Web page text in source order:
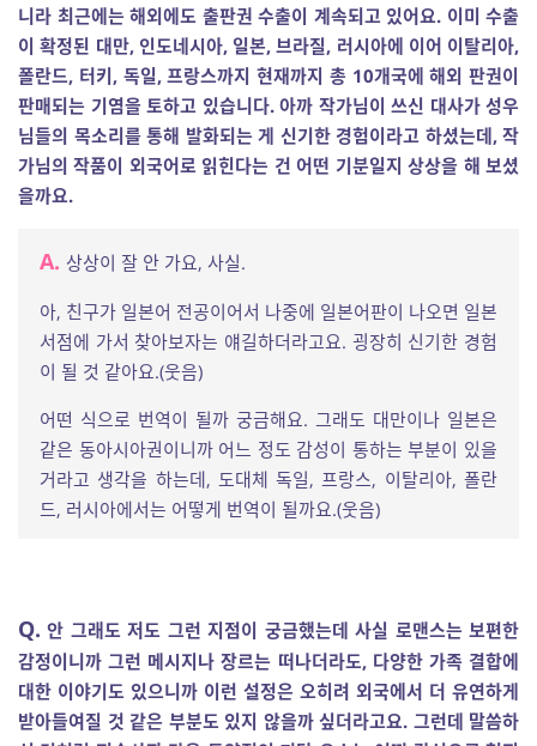
니라 최근에는 해외에도 출판권 수출이 계속되고 있어요. 이미 수출
이 확정된 대만, 인도네시아, 일본, 브라질, 러시아에 이어 이탈리아,
폴란드, 터키, 독일, 프랑스까지 현재까지 총 10개국에 해외 판권이
판매되는 기염을 토하고 있습니다. 아까 작가님이 쓰신 대사가 성우
님들의 목소리를 통해 발화되는 게 신기한 경험이라고 하셨는데, 작
가님의 작품이 외국어로 읽힌다는 건 어떤 기분일지 상상을 해 보셨
을까요.
A. 상상이 잘 안 가요, 사실.
아, 친구가 일본어 전공이어서 나중에 일본어판이 나오면 일본
서점에 가서 찾아보자는 얘길하더라고요. 굉장히 신기한 경험
이 될 것 같아요.(웃음)
어떤 식으로 번역이 될까 궁금해요. 그래도 대만이나 일본은
같은 동아시아권이니까 어느 정도 감성이 통하는 부분이 있을
거라고 생각을 하는데, 도대체 독일, 프랑스, 이탈리아, 폴란
드, 러시아에서는 어떻게 번역이 될까요.(웃음)
Q. 안 그래도 저도 그런 지점이 궁금했는데 사실 로맨스는 보편한
감정이니까 그런 메시지나 장르는 떠나더라도, 다양한 가족 결합에
대한 이야기도 있으니까 이런 설정은 오히려 외국에서 더 유연하게
받아들여질 것 같은 부분도 있지 않을까 싶더라고요. 그런데 말씀하